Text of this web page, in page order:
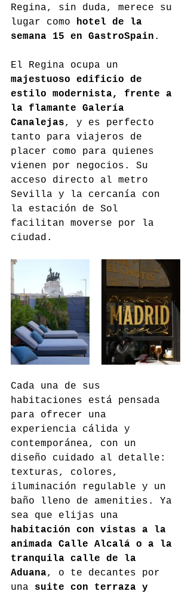
Regina, sin duda, merece su
lugar como hotel de la
semana 15 en GastroSpain .
El Regina ocupa un
majestuoso edificio de
estilo modernista, frente a
la flamante Galería
Canalejas, y es perfecto
tanto para viajeros de
placer como para quienes
vienen por negocios. Su
acceso directo al metro
Sevilla y la cercanía con
la estación de Sol
facilitan moverse por la
ciudad.
Cada una de sus
habitaciones está pensada
para ofrecer una
experiencia cálida y
contemporánea, con un
diseño cuidado al detalle:
texturas, colores,
iluminación regulable y un
baño lleno de amenities. Ya
sea que elijas una
habitación con vistas a la
animada Calle Alcalá o a la
tranquila calle de la
Aduana, o te decantes por
una suite con terraza y